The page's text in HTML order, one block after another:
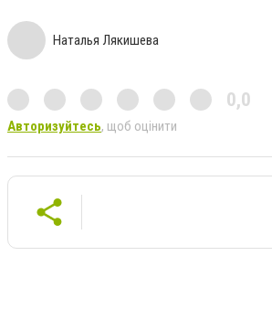
Наталья Лякишева
0,0
Авторизуйтесь, щоб оцінити